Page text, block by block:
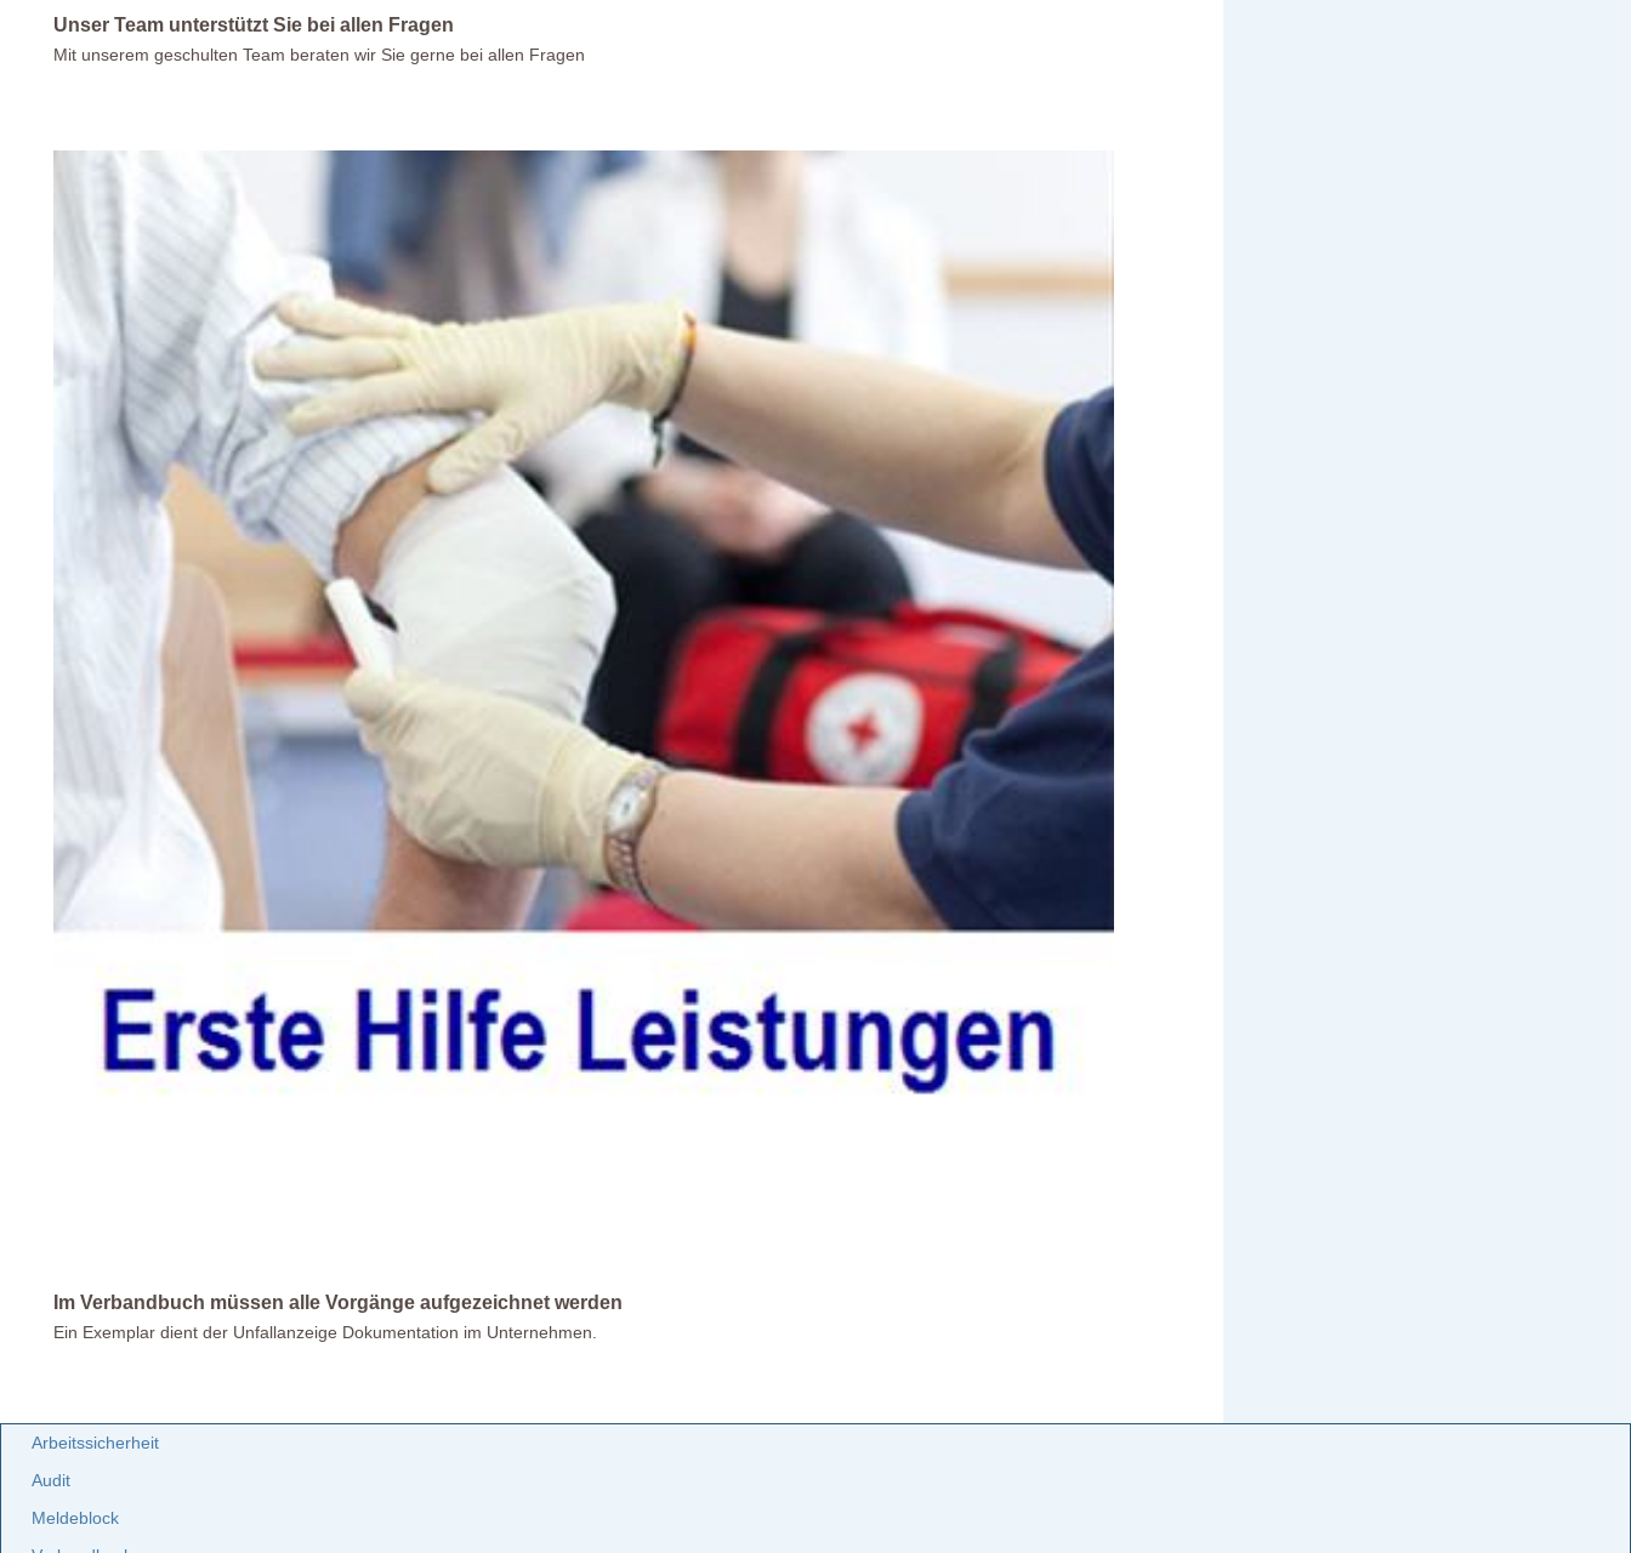
Unser Team unterstützt Sie bei allen Fragen
Mit unserem geschulten Team beraten wir Sie gerne bei allen Fragen
Im Verbandbuch müssen alle Vorgänge aufgezeichnet werden
Ein Exemplar dient der Unfallanzeige Dokumentation im Unternehmen.
Arbeitssicherheit
Audit
Meldeblock